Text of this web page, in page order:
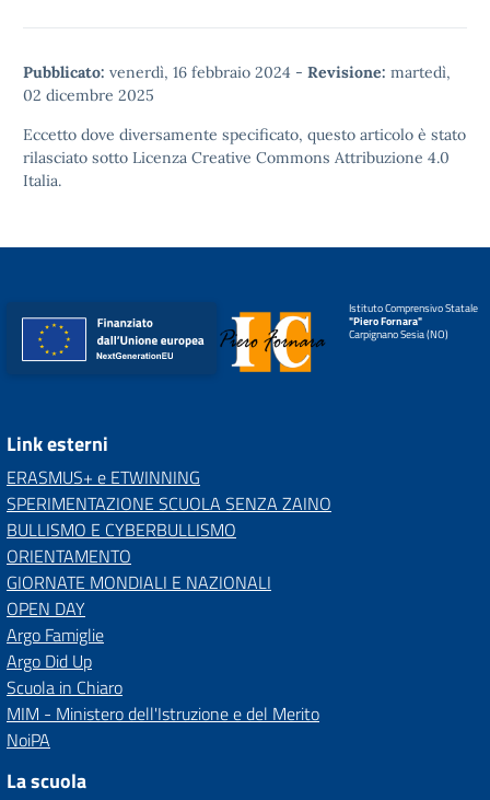
Pubblicato: venerdì, 16 febbraio 2024 - Revisione: martedì,
02 dicembre 2025
Eccetto dove diversamente specificato, questo articolo è stato
rilasciato sotto Licenza Creative Commons Attribuzione 4.0
Italia.
Istituto Comprensivo Statale
"Piero Fornara"
Carpignano Sesia (NO)
Link esterni
ERASMUS+ e ETWINNING
SPERIMENTAZIONE SCUOLA SENZA ZAINO
BULLISMO E CYBERBULLISMO
ORIENTAMENTO
GIORNATE MONDIALI E NAZIONALI
OPEN DAY
Argo Famiglie
Argo Did Up
Scuola in Chiaro
MIM - Ministero dell'Istruzione e del Merito
NoiPA
La scuola